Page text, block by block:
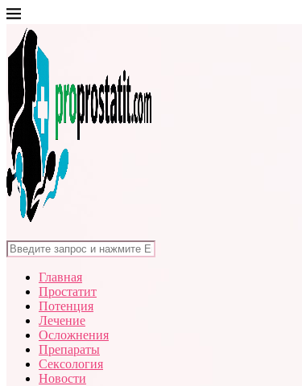
Главная
Простатит
Потенция
Лечение
Осложнения
Препараты
Сексология
Новости